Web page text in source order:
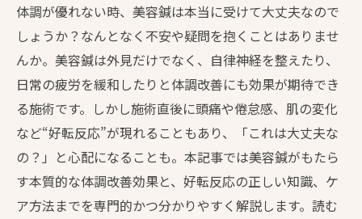
体調が優れない時、美容鍼は本当に受けて大丈夫なので
しょうか？なんとなく不安や疑問を抱くことはありませ
んか。美容鍼は外見だけでなく、自律神経を整えたり、
日常の疲労を緩和したりと体調改善にも効果が期待でき
る施術です。しかし施術直後に頭痛や倦怠感、肌の変化
など“好転反応”が現れることもあり、「これは大丈夫な
の？」と心配になることも。本記事では美容鍼がもたら
す本質的な体調改善効果と、好転反応の正しい知識、ケ
ア方法までを専門的かつ分かりやすく解説します。読む